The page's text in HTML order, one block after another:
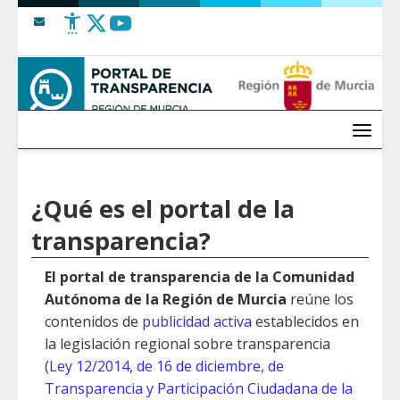
Saltar al contenido
Menú
¿Qué es el portal de la
transparencia?
El portal de transparencia de la Comunidad
Autónoma de la Región de Murcia reúne los
contenidos de publicidad activa establecidos en
la legislación regional sobre transparencia
(Ley 12/2014, de 16 de diciembre, de
Transparencia y Participación Ciudadana de la